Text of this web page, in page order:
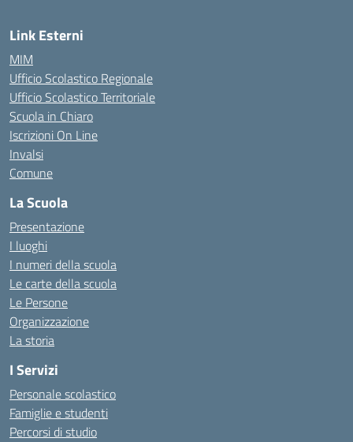
Link Esterni
MIM
Ufficio Scolastico Regionale
Ufficio Scolastico Territoriale
Scuola in Chiaro
Iscrizioni On Line
Invalsi
Comune
La Scuola
Presentazione
I luoghi
I numeri della scuola
Le carte della scuola
Le Persone
Organizzazione
La storia
I Servizi
Personale scolastico
Famiglie e studenti
Percorsi di studio